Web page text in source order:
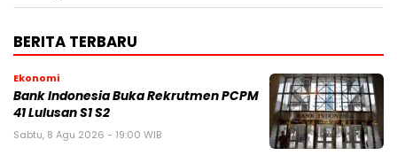
BERITA TERBARU
Ekonomi
Bank Indonesia Buka Rekrutmen PCPM
41 Lulusan S1 S2
Sabtu, 8 Agu 2026 - 19:00 WIB